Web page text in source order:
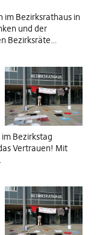
im Bezirksrathaus in
und der
Bezirksräte…
Bezirkstag
Vertrauen! Mit